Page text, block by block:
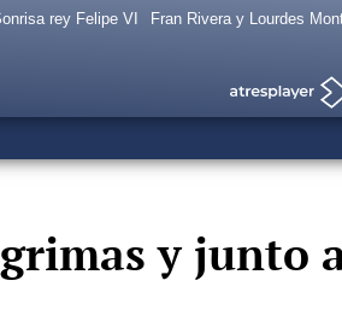
rey Felipe VI Fran Rivera y Lourdes
y junto